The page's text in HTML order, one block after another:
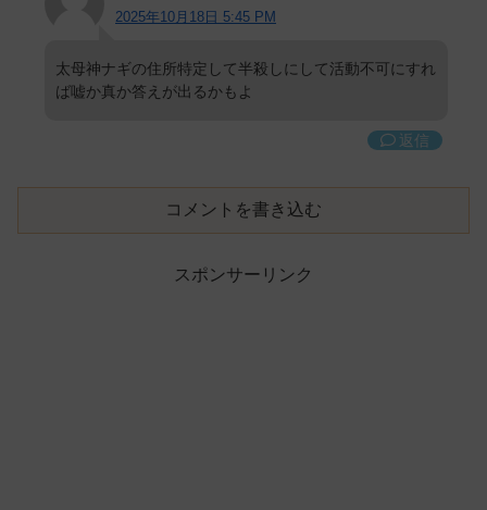
2025年10月18日 5:45 PM
太母神ナギの住所特定して半殺しにして活動不可にすれ
ば嘘か真か答えが出るかもよ
返信
コメントを書き込む
スポンサーリンク